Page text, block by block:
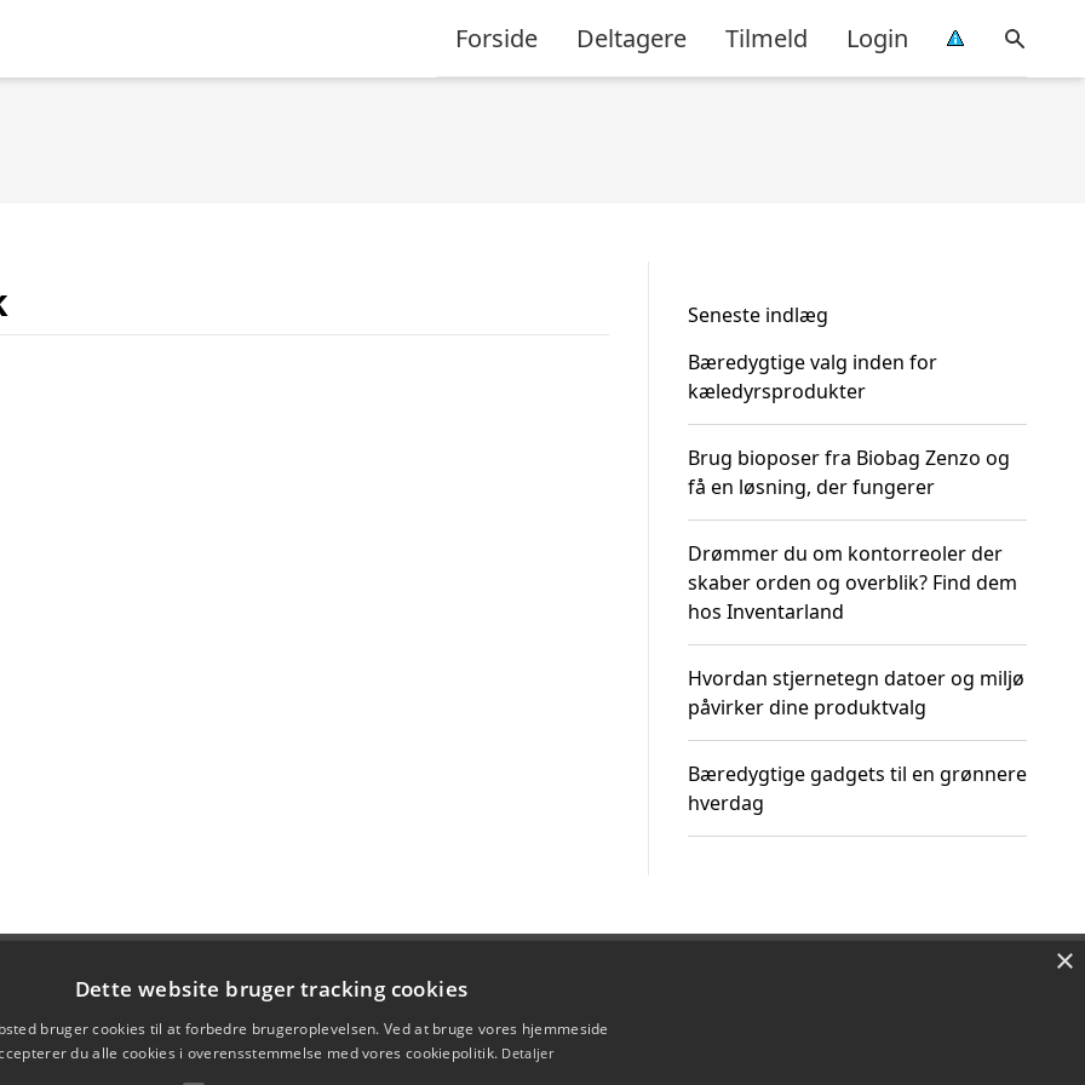
Forside Deltagere Tilmeld Login
Seneste indlæg
Bæredygtige valg inden for
kæledyrsprodukter
Brug bioposer fra Biobag Zenzo og
få en løsning, der fungerer
Drømmer du om kontorreoler der
skaber orden og overblik? Find dem
hos Inventarland
Hvordan stjernetegn datoer og miljø
påvirker dine produktvalg
Bæredygtige gadgets til en grønnere
hverdag
×
Dette website bruger tracking cookies
bruger cookies til at forbedre brugeroplevelsen. Ved at bruge vores hjemmeside
du alle cookies i overensstemmelse med vores cookiepolitik. Detaljer